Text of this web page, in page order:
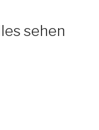
sehen